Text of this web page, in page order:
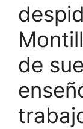
de